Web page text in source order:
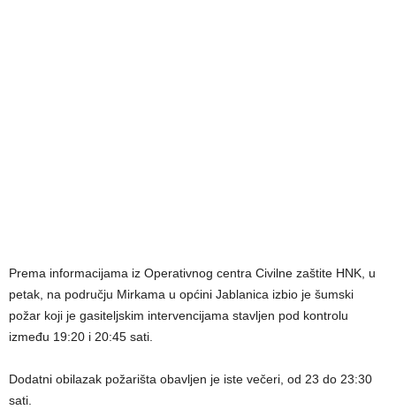
Prema informacijama iz Operativnog centra Civilne zaštite HNK, u
petak, na području Mirkama u općini Jablanica izbio je šumski
požar koji je gasiteljskim intervencijama stavljen pod kontrolu
između 19:20 i 20:45 sati.
Dodatni obilazak požarišta obavljen je iste večeri, od 23 do 23:30
sati.